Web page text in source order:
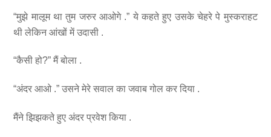
“मुझे मालूम था तुम जरुर आओगे .” ये कहते हुए उसके चेहरे पे मुस्कराहट
थी लेकिन आंखों में उदासी .
“कैसी हो?” मैं बोला .
“अंदर आओ .” उसने मेरे सवाल का जवाब गोल कर दिया .
मैंने झिझकते हुए अंदर प्रवेश किया .